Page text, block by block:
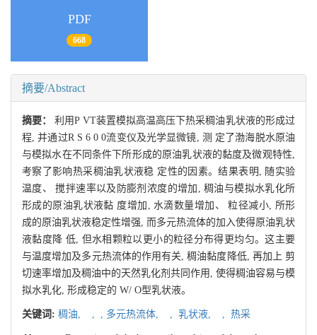
PDF
668
摘要/Abstract
摘要：利用P VT装置模拟高温高压下热采稠油乳状液的形成过
程, 并通过R S 6 0 0流变仪及光学显微镜, 测 定了渤海脱水原油
与模拟水在不同条件下所形成的原油乳状液的黏度及微观特性,
考察了影响热采稠油乳状液稳 定性的因素。结果表明, 随实验
温度、 搅拌速率以及防膨剂浓度的增加, 稠油与模拟水乳化所
形成的原油乳状液黏 度增加, 水滴数量增加、 粒径减小, 所形
成的原油乳状液稳定性增强, 而多元热流体的加入使得原油乳状
液黏度降 低, 但水相颗粒以更小的粒径分布得更均匀。这主要
与温度增加及多元热流体的作用有关, 稠油黏度降低, 再加上 剪
切速率增加及稠油中的天然乳化剂共同作用, 使得稠油容易与模
拟水乳化, 形成稳定的 W/ O型乳状液。
关键词: 稠油, , , 多元热流体, , 乳状液, , 热采